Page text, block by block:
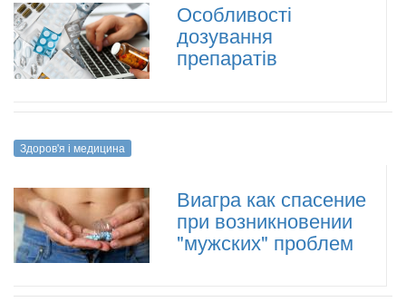
Особливості
дозування
препаратів
Здоров'я і медицина
Виагра как спасение
при возникновении
"мужских" проблем